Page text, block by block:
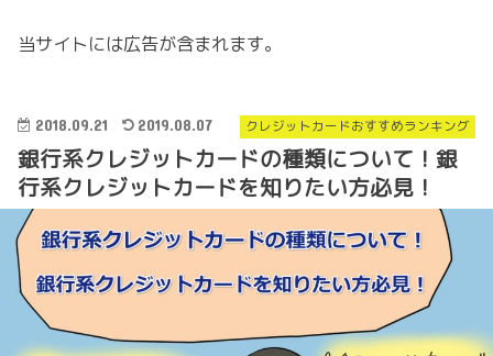
当サイトには広告が含まれます。
クレジットカードおすすめランキング
2018.09.21 2019.08.07
銀行系クレジットカードの種類について！銀
行系クレジットカードを知りたい方必見！